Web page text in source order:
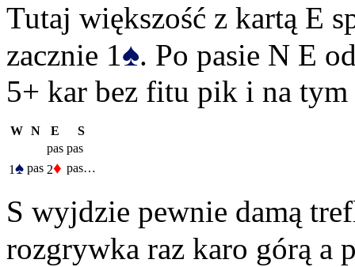
Tutaj większość z kartą E
zacznie 1♠. Po pasie N E
5+ kar bez fitu pik i na
W N E
S
pas pas
1♠ pas 2♦ pas…
S wyjdzie pewnie damą
rozgrywka raz karo górą a